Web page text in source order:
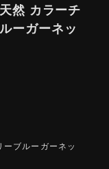
然 カラーチ
ーガーネッ
ブルーガーネッ